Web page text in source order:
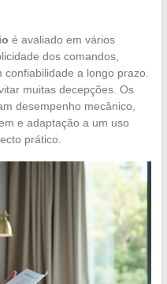
é avaliado em vários
dos comandos,
a longo prazo.
muitas decepções. Os
desempenho mecânico,
e adaptação a um uso
prático.